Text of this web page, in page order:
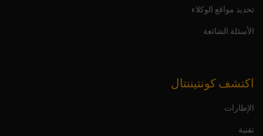
تحديد مواقع الوكلاء
الأسئلة الشائعة
اكتشف كونتيننتال
الإطارات
تقنية